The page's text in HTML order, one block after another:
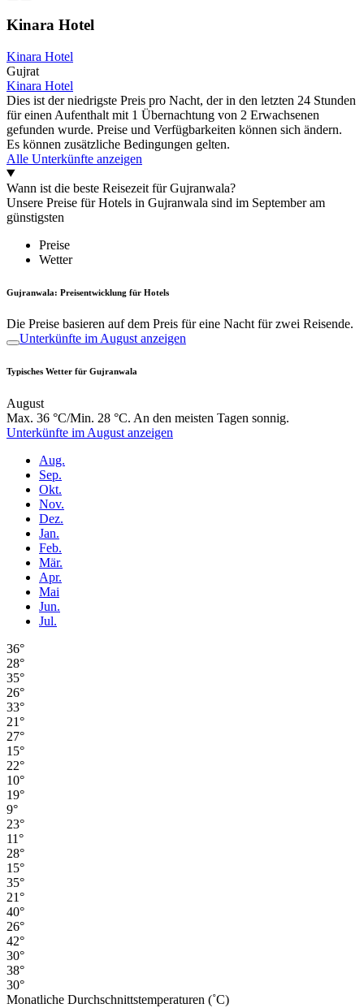
Kinara Hotel
Kinara Hotel
Gujrat
Kinara Hotel
Dies ist der niedrigste Preis pro Nacht, der in den letzten 24 Stunden
für einen Aufenthalt mit 1 Übernachtung von 2 Erwachsenen
gefunden wurde. Preise und Verfügbarkeiten können sich ändern.
Es können zusätzliche Bedingungen gelten.
Alle Unterkünfte anzeigen
Wann ist die beste Reisezeit für Gujranwala?
Unsere Preise für Hotels in Gujranwala sind im September am
günstigsten
Preise
Wetter
Gujranwala: Preisentwicklung für Hotels
Die Preise basieren auf dem Preis für eine Nacht für zwei Reisende.
Unterkünfte im August anzeigen
Typisches Wetter für Gujranwala
August
Max. 36 °C/Min. 28 °C. An den meisten Tagen sonnig.
Unterkünfte im August anzeigen
Aug.
Sep.
Okt.
Nov.
Dez.
Jan.
Feb.
Mär.
Apr.
Mai
Jun.
Jul.
36°
28°
35°
26°
33°
21°
27°
15°
22°
10°
19°
9°
23°
11°
28°
15°
35°
21°
40°
26°
42°
30°
38°
30°
Monatliche Durchschnittstemperaturen (˚C)